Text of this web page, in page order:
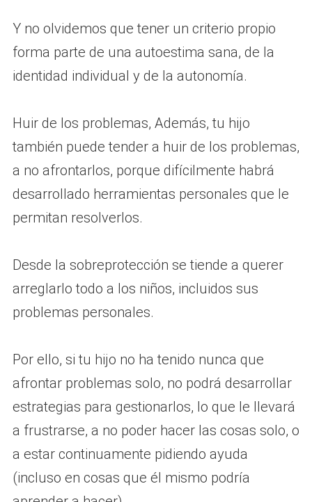
Y no olvidemos que tener un criterio propio
forma parte de una autoestima sana, de la
identidad individual y de la autonomía.
Huir de los problemas, Además, tu hijo
también puede tender a huir de los problemas,
a no afrontarlos, porque difícilmente habrá
desarrollado herramientas personales que le
permitan resolverlos.
Desde la sobreprotección se tiende a querer
arreglarlo todo a los niños, incluidos sus
problemas personales.
Por ello, si tu hijo no ha tenido nunca que
afrontar problemas solo, no podrá desarrollar
estrategias para gestionarlos, lo que le llevará
a frustrarse, a no poder hacer las cosas solo, o
a estar continuamente pidiendo ayuda
(incluso en cosas que él mismo podría